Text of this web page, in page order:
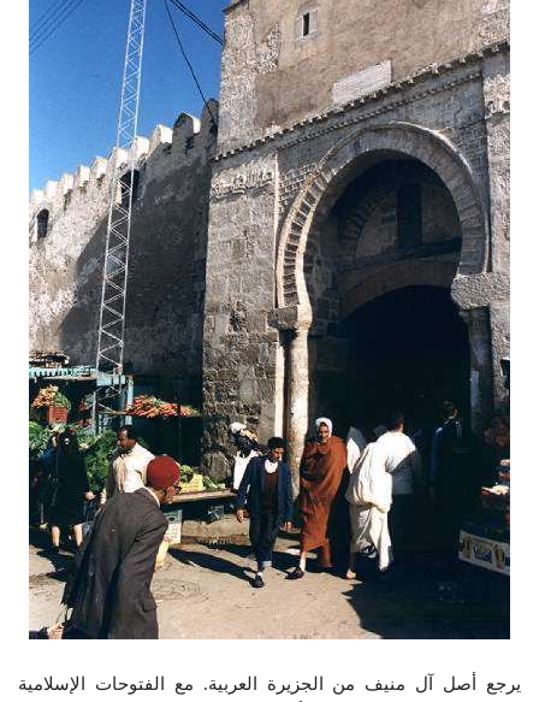
يرجع أصل آل منيف من الجزيرة العربية. مع الفتوحات الإسلامية